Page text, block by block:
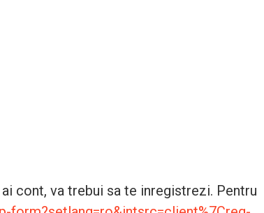
cont, va trebui sa te inregistrezi. Pentru